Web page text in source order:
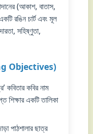
(আকাশ, বাতাস,
রঙিন চার্ট এবং মূল
সহিষ্ণুতা,
Objectives)
কবিতার কবির নাম
শিক্ষার একটি তালিকা
পাঠশালার ছাত্র